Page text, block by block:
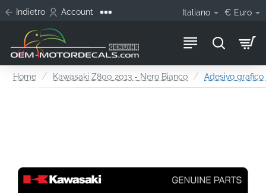
Indietro Account Italiano € Euro
HomehomeKawasaki Z800 2013 - Nero Bianco Adesivo